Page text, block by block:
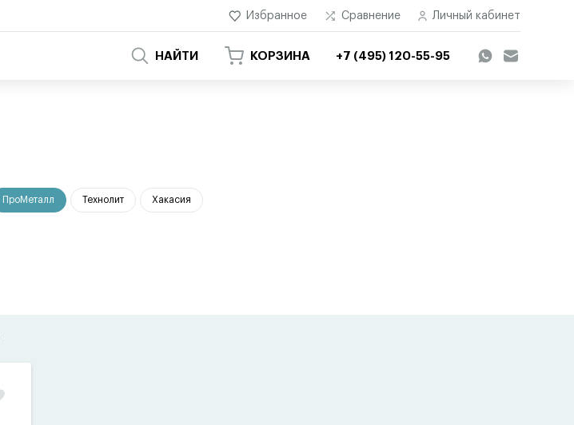
Избранное Сравнение Личный кабинет
НАЙТИ КОРЗИНА +7 (495) 120-55-95
ПроМеталл Технолит Хакасия